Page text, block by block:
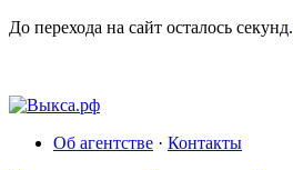
До перехода на сайт осталось секунд.
Об агентстве · Контакты